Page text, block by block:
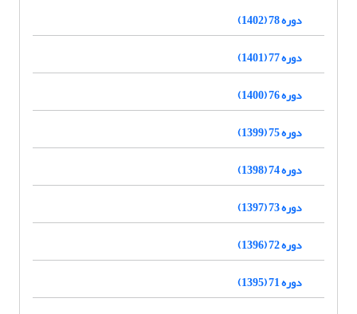
دوره 78 (1402)
دوره 77 (1401)
دوره 76 (1400)
دوره 75 (1399)
دوره 74 (1398)
دوره 73 (1397)
دوره 72 (1396)
دوره 71 (1395)